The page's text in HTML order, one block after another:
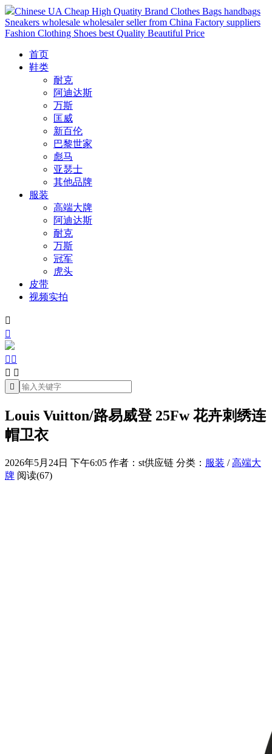
Chinese UA Cheap High Quatity Brand Clothes Bags handbags
Sneakers wholesale wholesaler seller from China Factory suppliers
Fashion Clothing Shoes best Quality Beautiful Price
首页
鞋类
耐克
阿迪达斯
万斯
匡威
新百伦
巴黎世家
彪马
亚瑟士
其他品牌
服装
高端大牌
阿迪达斯
耐克
万斯
冠军
虎头
皮带
视频实拍


 
 

Louis Vuitton/路易威登 25Fw 花卉刺绣连
帽卫衣
2026年5月24日 下午6:05 作者：st供应链 分类： 服装 /高端大
牌 阅读(67)